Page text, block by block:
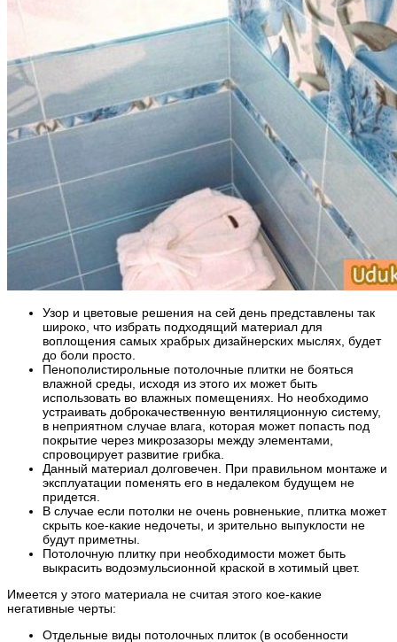
Узор и цветовые решения на сей день представлены так
широко, что избрать подходящий материал для
воплощения самых храбрых дизайнерских мыслях, будет
до боли просто.
Пенополистирольные потолочные плитки не бояться
влажной среды, исходя из этого их может быть
использовать во влажных помещениях. Но необходимо
устраивать доброкачественную вентиляционную систему,
в неприятном случае влага, которая может попасть под
покрытие через микрозазоры между элементами,
спровоцирует развитие грибка.
Данный материал долговечен. При правильном монтаже и
эксплуатации поменять его в недалеком будущем не
придется.
В случае если потолки не очень ровненькие, плитка может
скрыть кое-какие недочеты, и зрительно выпуклости не
будут приметны.
Потолочную плитку при необходимости может быть
выкрасить водоэмульсионной краской в хотимый цвет.
Имеется у этого материала не считая этого кое-какие
негативные черты:
Отдельные виды потолочных плиток (в особенности